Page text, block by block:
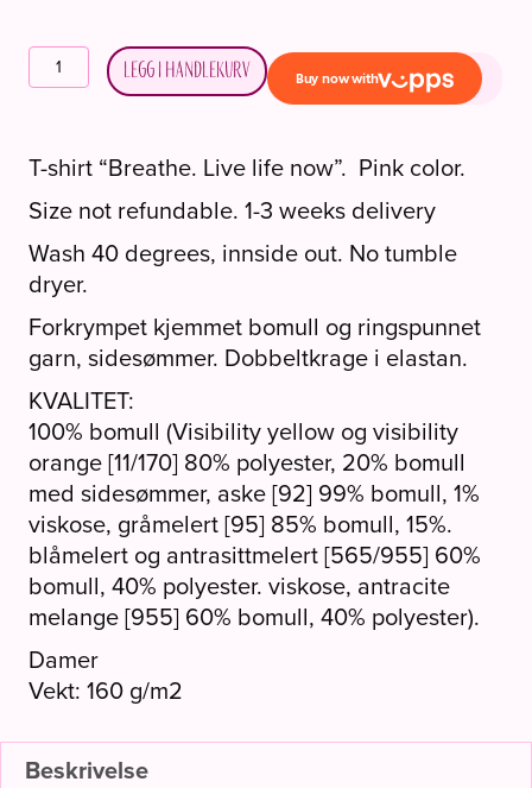
T-
shirt;
Live
life
now"
Pink
antall
Legg i handlekurv
T-shirt “Breathe. Live life now”. Pink color.
Size not refundable. 1-3 weeks delivery
Wash 40 degrees, innside out. No tumble
dryer.
Forkrympet kjemmet bomull og ringspunnet
garn, sidesømmer. Dobbeltkrage i elastan.
KVALITET:
100% bomull (Visibility yellow og visibility
orange [11/170] 80% polyester, 20% bomull
med sidesømmer, aske [92] 99% bomull, 1%
viskose, gråmelert [95] 85% bomull, 15%.
blåmelert og antrasittmelert [565/955] 60%
bomull, 40% polyester. viskose, antracite
melange [955] 60% bomull, 40% polyester).
Damer
Vekt: 160 g/m2
Beskrivelse